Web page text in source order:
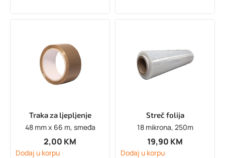
Traka za ljepljenje
48 mm x 66 m, smeđa
2,00 KM
Dodaj u korpu
Streč folija
18 mikrona, 250m
19,90 KM
Dodaj u korpu